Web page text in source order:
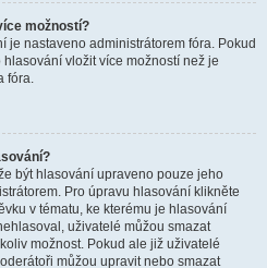
možností?
je nastaveno administrátorem fóra. Pokud
vložit více možností než je
fóra.
být hlasování upraveno pouze jeho
Pro úpravu hlasování klikněte
v tématu, ke kterému je hlasování
uživatelé můžou smazat
možnost. Pokud ale již uživatelé
můžou upravit nebo smazat